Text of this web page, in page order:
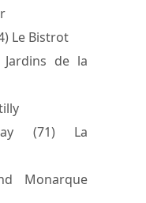
Le Bistrot
Jardins de la
(71) La
Monarque